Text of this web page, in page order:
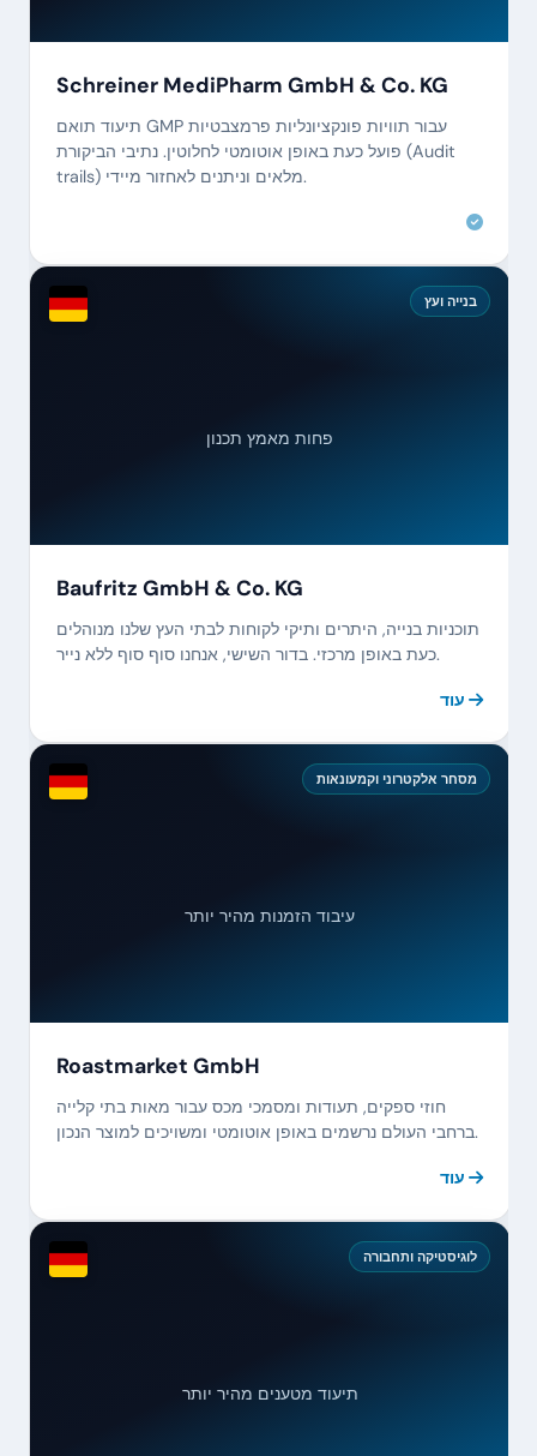
Schreiner MediPharm GmbH & Co. KG
תיעוד תואם GMP עבור תוויות פונקציונליות פרמצבטיות
פועל כעת באופן אוטומטי לחלוטין. נתיבי הביקורת (Audit
trails) מלאים וניתנים לאחזור מיידי.
בנייה ועץ
פחות מאמץ תכנון
Baufritz GmbH & Co. KG
תוכניות בנייה, היתרים ותיקי לקוחות לבתי העץ שלנו מנוהלים
כעת באופן מרכזי. בדור השישי, אנחנו סוף סוף ללא נייר.
עוד
מסחר אלקטרוני וקמעונאות
עיבוד הזמנות מהיר יותר
Roastmarket GmbH
חוזי ספקים, תעודות ומסמכי מכס עבור מאות בתי קלייה
ברחבי העולם נרשמים באופן אוטומטי ומשויכים למוצר הנכון.
עוד
לוגיסטיקה ותחבורה
תיעוד מטענים מהיר יותר